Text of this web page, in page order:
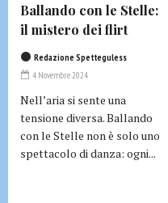
Ballando con le Stelle:
il mistero dei flirt
Redazione Spetteguless
4 Novembre 2024
Nell’aria si sente una
tensione diversa. Ballando
con le Stelle non è solo uno
spettacolo di danza: ogni...